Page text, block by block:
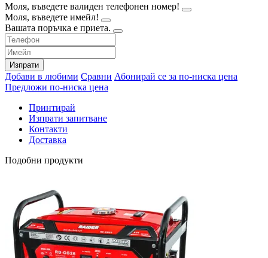
Моля, въведете валиден телефонен номер!
Моля, въведете имейл!
Вашата поръчка е приета.
Изпрати
Добави в любими Сравни Абонирай се за по-ниска цена
Предложи по-ниска цена
Принтирай
Изпрати запитване
Контакти
Доставка
Подобни продукти